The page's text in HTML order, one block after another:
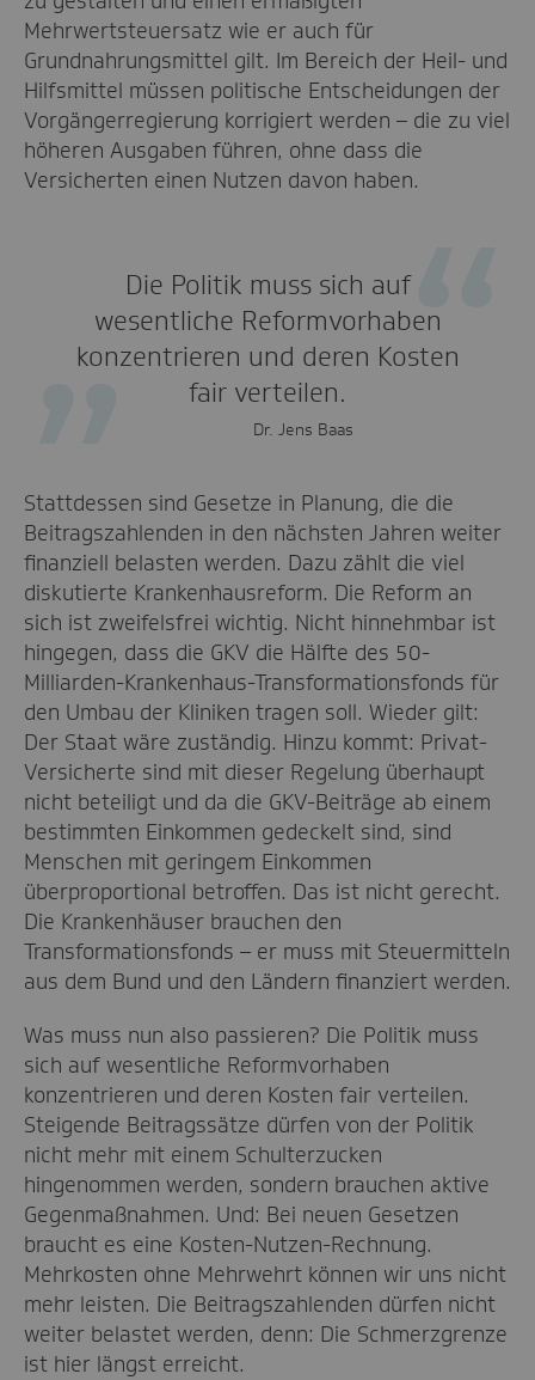
Mehrwertsteuersatz wie er auch für
Grundnahrungsmittel gilt. Im Bereich der Heil- und
Hilfsmittel müssen politische Entscheidungen der
Vorgängerregierung korrigiert werden – die zu viel
höheren Ausgaben führen, ohne dass die
Versicherten einen Nutzen davon haben.
Die Politik muss sich auf
wesentliche Reformvorhaben
konzentrieren und deren Kosten
fair verteilen.
Dr. Jens Baas
Stattdessen sind Gesetze in Planung, die die
Beitragszahlenden in den nächsten Jahren weiter
finanziell belasten werden. Dazu zählt die viel
diskutierte Krankenhausreform. Die Reform an
sich ist zweifelsfrei wichtig. Nicht hinnehmbar ist
hingegen, dass die GKV die Hälfte des 50-
Milliarden-Krankenhaus-Transformationsfonds für
den Umbau der Kliniken tragen soll. Wieder gilt:
Der Staat wäre zuständig. Hinzu kommt: Privat-
Versicherte sind mit dieser Regelung überhaupt
nicht beteiligt und da die GKV-Beiträge ab einem
bestimmten Einkommen gedeckelt sind, sind
Menschen mit geringem Einkommen
überproportional betroffen. Das ist nicht gerecht.
Die Krankenhäuser brauchen den
Transformationsfonds – er muss mit Steuermitteln
aus dem Bund und den Ländern finanziert werden.
Was muss nun also passieren? Die Politik muss
sich auf wesentliche Reformvorhaben
konzentrieren und deren Kosten fair verteilen.
Steigende Beitragssätze dürfen von der Politik
nicht mehr mit einem Schulterzucken
hingenommen werden, sondern brauchen aktive
Gegenmaßnahmen. Und: Bei neuen Gesetzen
braucht es eine Kosten-Nutzen-Rechnung.
Mehrkosten ohne Mehrwehrt können wir uns nicht
mehr leisten. Die Beitragszahlenden dürfen nicht
weiter belastet werden, denn: Die Schmerzgrenze
ist hier längst erreicht.